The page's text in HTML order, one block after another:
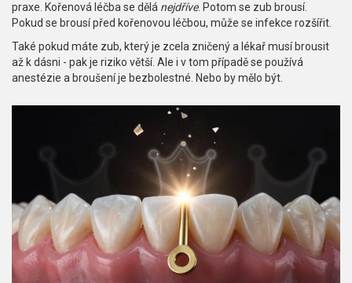
praxe. Kořenová léčba se dělá nejdříve. Potom se zub brousí.
Pokud se brousí před kořenovou léčbou, může se infekce rozšířit.
Také pokud máte zub, který je zcela zničený a lékař musí brousit
až k dásni - pak je riziko větší. Ale i v tom případě se používá
anestézie a broušení je bezbolestné. Nebo by mělo být.